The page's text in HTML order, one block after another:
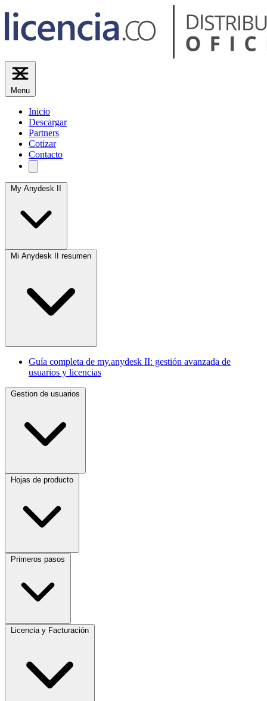
Menu
Inicio
Descargar
Partners
Cotizar
Contacto
My Anydesk II
Mi Anydesk II resumen
Guía completa de my.anydesk II: gestión avanzada de
usuarios y licencias
Gestion de usuarios
Hojas de producto
Primeros pasos
Licencia y Facturación